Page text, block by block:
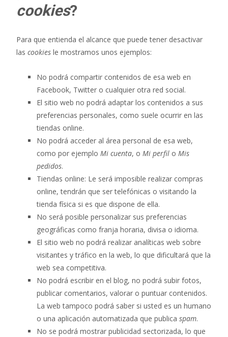
cookies?
Para que entienda el alcance que puede tener desactivar
las cookies le mostramos unos ejemplos:
No podrá compartir contenidos de esa web en
Facebook, Twitter o cualquier otra red social.
El sitio web no podrá adaptar los contenidos a sus
preferencias personales, como suele ocurrir en las
tiendas online.
No podrá acceder al área personal de esa web,
como por ejemplo Mi cuenta, o Mi perfil o Mis
pedidos.
Tiendas online: Le será imposible realizar compras
online, tendrán que ser telefónicas o visitando la
tienda física si es que dispone de ella.
No será posible personalizar sus preferencias
geográficas como franja horaria, divisa o idioma.
El sitio web no podrá realizar analíticas web sobre
visitantes y tráfico en la web, lo que dificultará que la
web sea competitiva.
No podrá escribir en el blog, no podrá subir fotos,
publicar comentarios, valorar o puntuar contenidos.
La web tampoco podrá saber si usted es un humano
o una aplicación automatizada que publica spam.
No se podrá mostrar publicidad sectorizada, lo que